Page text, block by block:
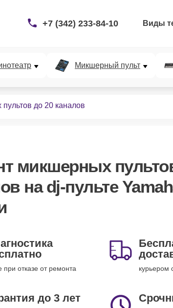
+7 (342) 233-84-10 Виды
Микшерный пульт
до 20 каналов
микшерных
на dj-пульте
при отказе от ремонта курьером
до 3 лет